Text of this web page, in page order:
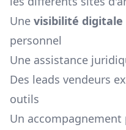
Une visibilité digitale
personnel
Une assistance
Des leads vendeurs
outils
Un